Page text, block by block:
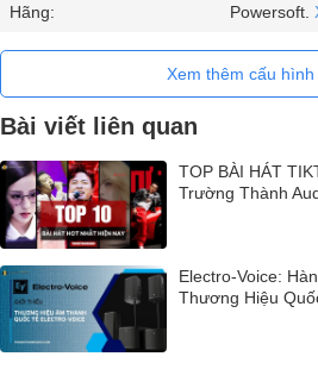
Hãng: Powersoft.
Xem thêm cấu hình
Bài viết liên quan
TOP BÀI HÁT
Trường Thành
Electro-Voice:
Thương Hiệu